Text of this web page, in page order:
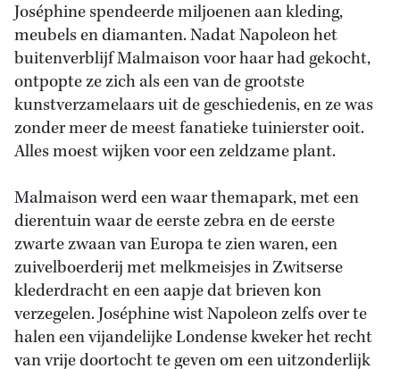
Joséphine spendeerde miljoenen aan kleding,
meubels en diamanten. Nadat Napoleon het
buitenverblijf Malmaison voor haar had gekocht,
ontpopte ze zich als een van de grootste
kunstverzamelaars uit de geschiedenis, en ze was
zonder meer de meest fanatieke tuinierster ooit.
Alles moest wijken voor een zeldzame plant.
Malmaison werd een waar themapark, met een
dierentuin waar de eerste zebra en de eerste
zwarte zwaan van Europa te zien waren, een
zuivelboerderij met melkmeisjes in Zwitserse
klederdracht en een aapje dat brieven kon
verzegelen. Joséphine wist Napoleon zelfs over te
halen een vijandelijke Londense kweker het recht
van vrije doortocht te geven om een uitzonderlijk